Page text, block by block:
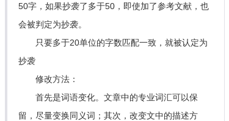
50字，如果抄袭了多于50，即使加了参考文献，也
会被判定为抄袭。
只要多于20单位的字数匹配一致，就被认定为
抄袭
修改方法：
首先是词语变化。文章中的专业词汇可以保
留，尽量变换同义词；其次，改变文中的描述方